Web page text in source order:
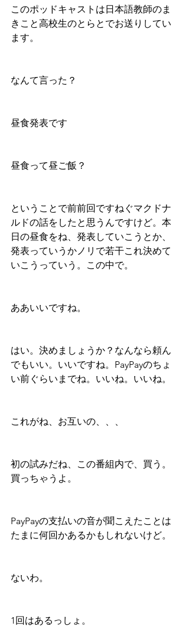
このポッドキャストは日本語教師のま
きこと高校生のとらとでお送りしてい
ます。
なんて言った？
昼食発表です
昼食って昼ご飯？
ということで前前回ですねぐマクドナ
ルドの話をしたと思うんですけど。本
日の昼食をね、発表していこうとか、
発表っていうかノリで若干これ決めて
いこうっていう。この中で。
ああいいですね。
はい。決めましょうか？なんなら頼ん
でもいい。いいですね。PayPayのちょ
い前ぐらいまでね。いいね。いいね。
これがね、お互いの、、、
初の試みだね、この番組内で、買う。
買っちゃうよ。
PayPayの支払いの音が聞こえたことは
たまに何回かあるかもしれないけど。
ないわ。
1回はあるっしょ。